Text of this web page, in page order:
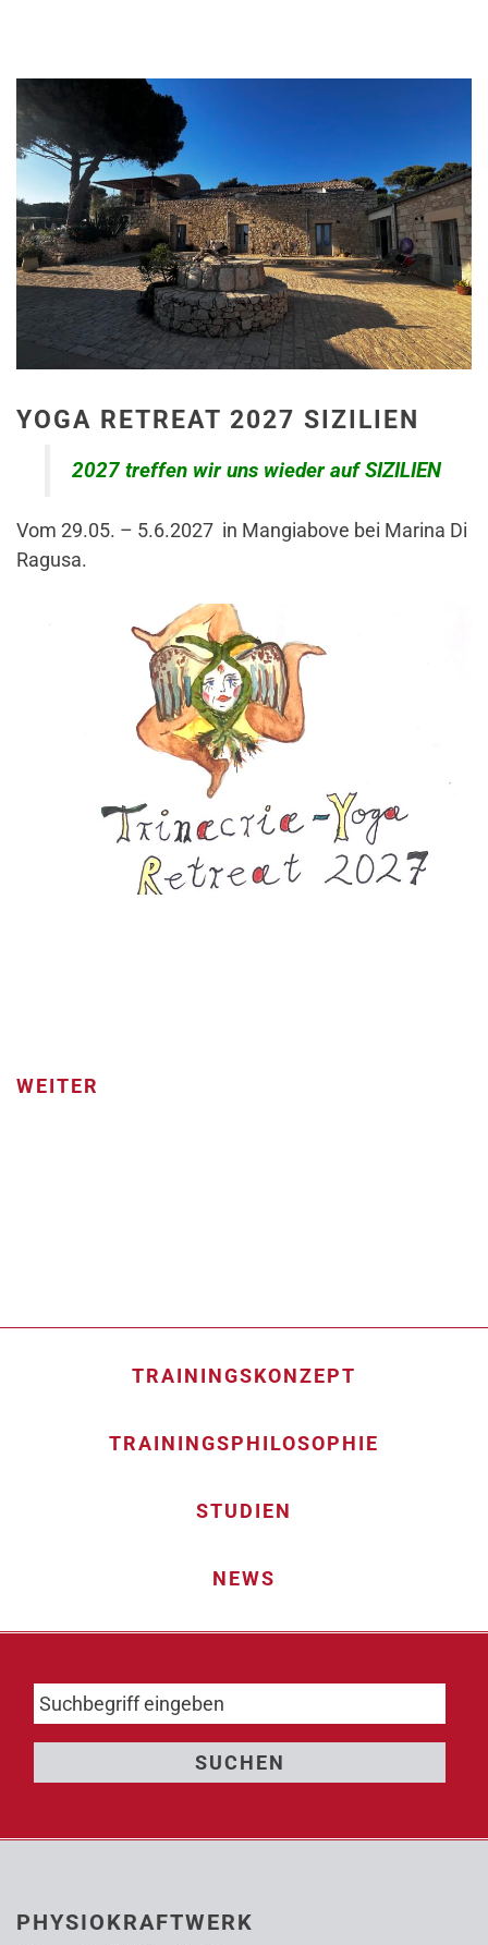
YOGA RETREAT 2027 SIZILIEN
2027 treffen wir uns wieder auf SIZILIEN
Vom 29.05. – 5.6.2027 in Mangiabove bei Marina Di
Ragusa.
WEITER
TRAININGSKONZEPT
TRAININGSPHILOSOPHIE
STUDIEN
NEWS
PHYSIOKRAFTWERK